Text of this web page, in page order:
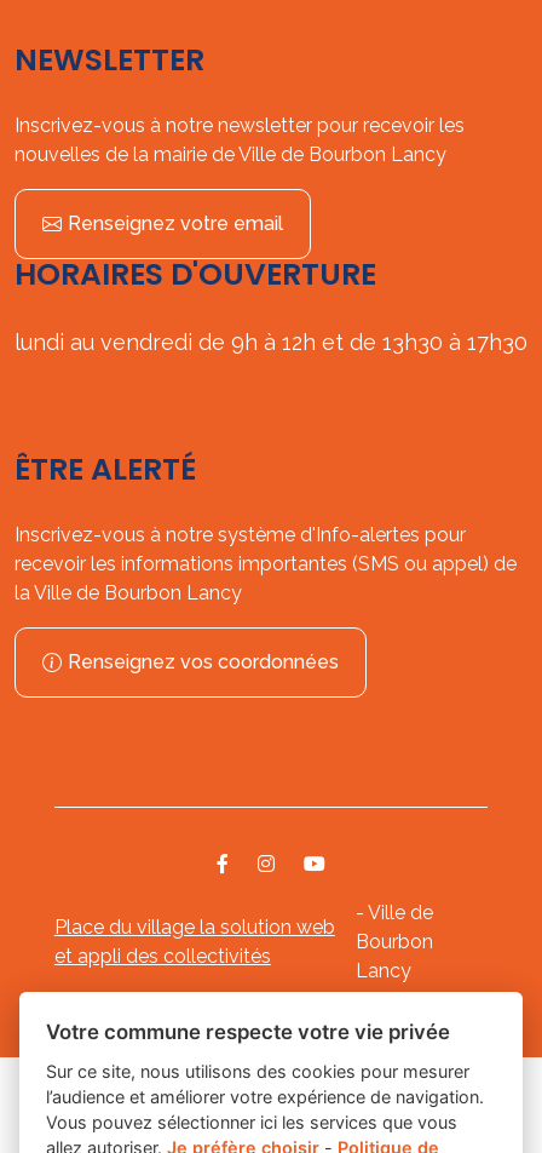
NEWSLETTER
Inscrivez-vous à notre newsletter pour recevoir les
nouvelles de la mairie de Ville de Bourbon Lancy
Renseignez votre email
HORAIRES D'OUVERTURE
lundi au vendredi de 9h à 12h et de 13h30 à 17h30
ÊTRE ALERTÉ
Inscrivez-vous à notre système d'Info-alertes pour
recevoir les informations importantes (SMS ou appel) de
la Ville de Bourbon Lancy
Renseignez vos coordonnées
Place du village la solution web
et appli des collectivités
- Ville de
Bourbon
Lancy
Mentions légales-- Gestion des cookies
Les labels
Votre commune respecte votre vie privée
Sur ce site, nous utilisons des cookies pour mesurer
l’audience et améliorer votre expérience de navigation.
Vous pouvez sélectionner ici les services que vous
allez autoriser.Je préfère choisir - Politique de